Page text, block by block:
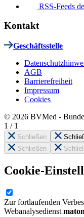
RSS-Feeds
Kontakt
Geschäftsstelle
AGB
Barrierefreiheit
Impressum
Cookies
© 2026 BVMed -
1 / 1
Schließen
Schließen
Cookie-
Zur fortlaufenden
Webanalysedienst